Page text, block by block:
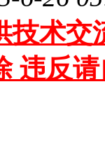
技术交
违反